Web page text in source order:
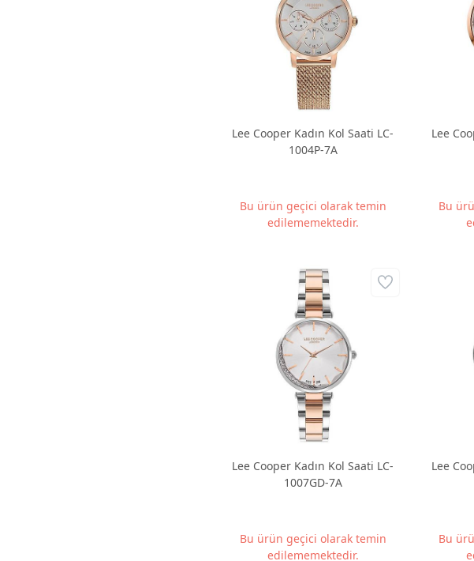
Lee Cooper Kadın Kol Saati LC-
1004P-7A
Bu ürün geçici olarak temin
edilememektedir.
Lee
Bu
Lee Cooper Kadın Kol Saati LC-
1007GD-7A
Bu ürün geçici olarak temin
edilememektedir.
Lee
Bu